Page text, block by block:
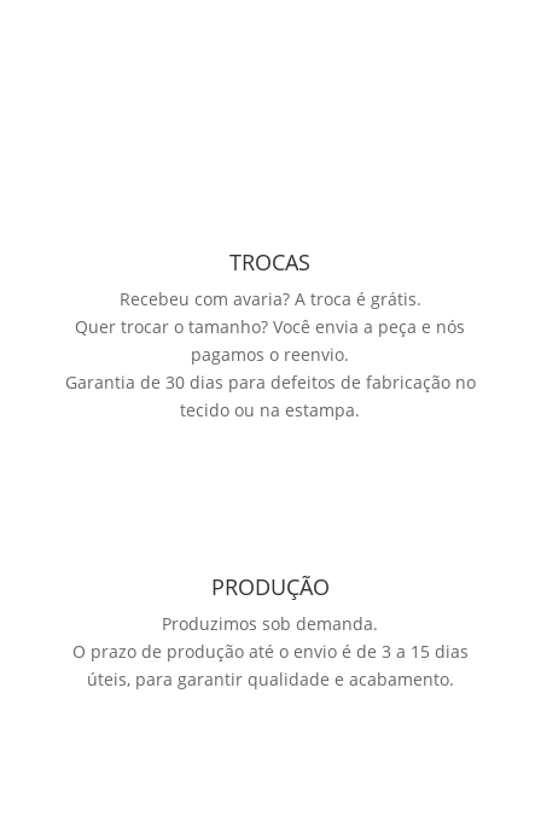
TROCAS
Recebeu com avaria? A troca é grátis.
Quer trocar o tamanho? Você envia a peça e nós
pagamos o reenvio.
Garantia de 30 dias para defeitos de fabricação no
tecido ou na estampa.
PRODUÇÃO
Produzimos sob demanda.
O prazo de produção até o envio é de 3 a 15 dias
úteis, para garantir qualidade e acabamento.